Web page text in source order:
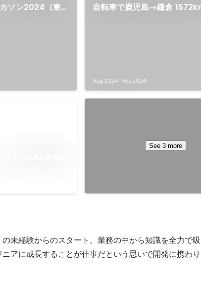
ソン2024（東
自転車で鹿児島→鎌倉
Aug 2024 - Sep 2024
PUBG MOBILE で活動開始。 大会
などに随時参加中。
See 3 more
未経験からのスタート。業務の中から知識を全力で吸
アに成長することが仕事だという思いで開発に携わり